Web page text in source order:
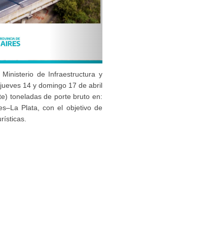
de Infraestructura y
14 y domingo 17 de abril
toneladas de porte bruto en:
Plata, con el objetivo de